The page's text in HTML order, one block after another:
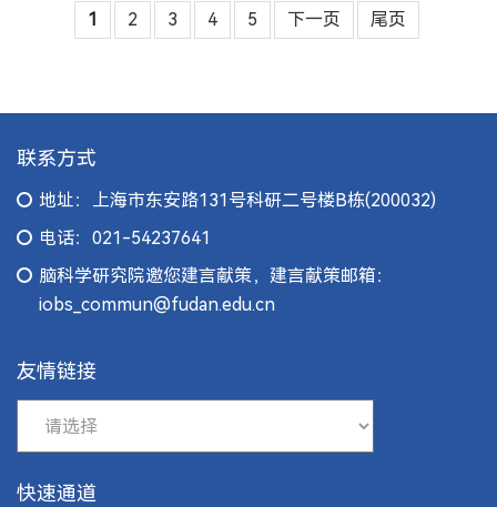
1 2 3 4 5 下一页 尾页
联系方式
地址：上海市东安路131号科研二号楼B栋(200032)
电话：021-54237641
脑科学研究院邀您建言献策，建言献策邮箱：
iobs_commun@fudan.edu.cn
友情链接
快速通道